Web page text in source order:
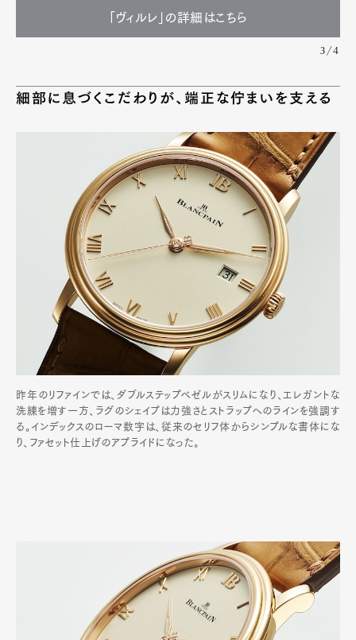
「ヴィルレ」の詳細はこちら
3/4
細部に息づくこだわりが、端正な佇まいを支える
昨年のリファインでは、ダブルステップベゼルがスリムになり、エレガントな
洗練を増す一方、ラグのシェイプは力強さとストラップへのラインを強調す
る。インデックスのローマ数字は、従来のセリフ体からシンプルな書体にな
り、ファセット仕上げのアプライドになった。